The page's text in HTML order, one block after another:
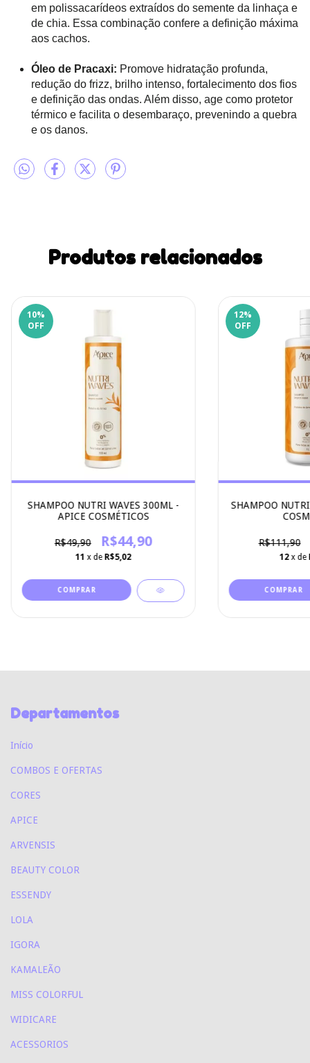
em polissacarídeos extraídos do semente da linhaça e
de chia. Essa combinação confere a definição máxima
aos cachos.
Óleo de Pracaxi: Promove hidratação profunda,
redução do frizz, brilho intenso, fortalecimento dos fios
e definição das ondas. Além disso, age como protetor
térmico e facilita o desembaraço, prevenindo a quebra
e os danos.
Produtos relacionados
10%
OFF
SHAMPOO NUTRI WAVES 300ML -
APICE COSMÉTICOS
R$49,90 R$44,90
11 x de R$5,02
12%
OFF
SHAMPOO
R$111,90
12 x de
Departamentos
Início
COMBOS E OFERTAS
CORES
APICE
ARVENSIS
BEAUTY COLOR
ESSENDY
LOLA
IGORA
KAMALEÃO
MISS COLORFUL
WIDICARE
ACESSORIOS